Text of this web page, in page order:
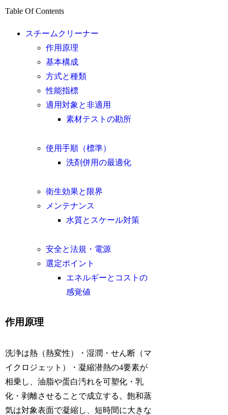
Table Of Contents
スチームクリーナー
作用原理
基本構成
方式と種類
性能指標
適用対象と非適用
素材テストの勘所
使用手順（標準）
洗剤併用の最適化
衛生効果と限界
メンテナンス
水質とスケール対策
安全と法規・電源
選定ポイント
エネルギーとコストの
感覚値
作用原理
洗浄は熱（熱変性）・湿潤・せん断（マ
イクロジェット）・凝縮潜熱の4要素が
相乗し、油脂や蛋白汚れを可塑化・乳
化・剥離させることで成立する。飽和蒸
気は対象表面で凝縮し、短時間に大きな